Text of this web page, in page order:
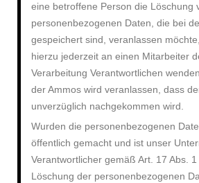
eine betroffene Person die Löschung
personenbezogenen Daten, die bei
gespeichert sind, veranlassen
hierzu jederzeit an einen Mitarbeiter
Verarbeitung Verantwortlichen
der Ammos wird veranlassen, dass
unverzüglich nachgekommen wird.
Wurden die personenbezogenen
öffentlich gemacht und ist unser
Verantwortlicher gemäß Art. 17 Abs.
Löschung der personenbezogenen